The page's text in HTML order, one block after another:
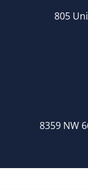
805
8359 NW